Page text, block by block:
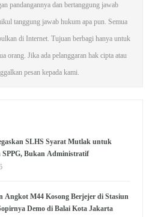
pandangannya dan bertanggung jawab
tanggung jawab hukum apa pun. Semua
di Internet. Tujuan berbagi hanya untuk
orang. Jika ada pelanggaran hak cipta atau
pesan kepada kami.
SLHS Syarat Mutlak untuk
Bukan Administratif
Angkot M44 Kosong Berjejer di Stasiun
Demo di Balai Kota Jakarta